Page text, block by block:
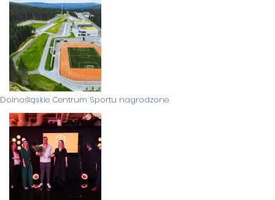
Dolnośląskie Centrum Sportu nagrodzone